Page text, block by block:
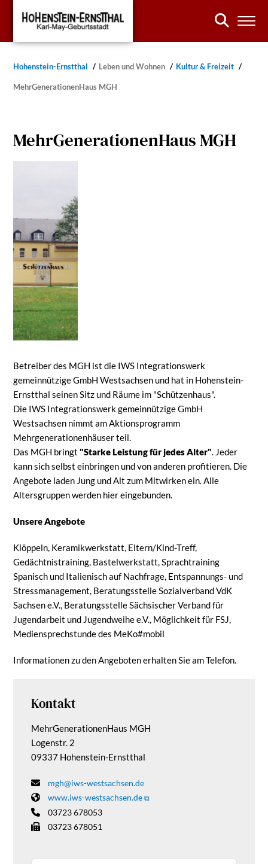
Hohenstein-Ernstthal Leben und Wohnen Kultur & Freizeit
MehrGenerationenHaus MGH
MehrGenerationenHaus MGH
Betreiber des MGH ist die IWS Integrationswerk
gemeinnützige GmbH Westsachsen und hat in Hohenstein-
Ernstthal seinen Sitz und Räume im "Schützenhaus".
Die IWS Integrationswerk gemeinnützige GmbH
Westsachsen nimmt am Aktionsprogramm
Mehrgenerationenhäuser teil.
Das MGH bringt"Starke Leistung für jedes Alter". Jeder
kann sich selbst einbringen und von anderen profitieren. Die
Angebote laden Jung und Alt zum Mitwirken ein. Alle
Altersgruppen werden hier eingebunden.
Unsere Angebote
Klöppeln, Keramikwerkstatt, Eltern/Kind-Treff,
Gedächtnistraining, Bastelwerkstatt, Sprachtraining
Spanisch und Italienisch auf Nachfrage, Entspannungs- und
Stressmanagement, Beratungsstelle Sozialverband VdK
Sachsen e.V., Beratungsstelle Sächsischer Verband für
Jugendarbeit und Jugendweihe e.V., Möglichkeit für FSJ,
Mediensprechstunde des MeKo#mobil
Informationen zu den Angeboten erhalten Sie am Telefon.
Kontakt
MehrGenerationenHaus MGH
Logenstr. 2
09337 Hohenstein-Ernstthal
mgh@iws-westsachsen.de
www.iws-westsachsen.de
03723 678053
03723 678051